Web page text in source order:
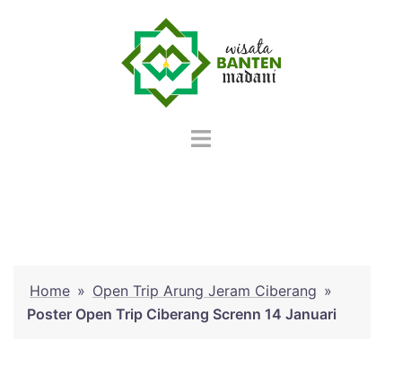
Home » Open Trip Arung Jeram Ciberang »
Poster Open Trip Ciberang Screnn 14 Januari